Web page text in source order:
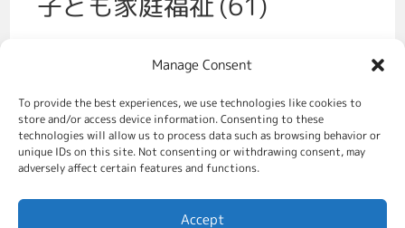
Manage Consent
To provide the best experiences, we use technologies like cookies to
store and/or access device information. Consenting to these
technologies will allow us to process data such as browsing behavior or
unique IDs on this site. Not consenting or withdrawing consent, may
adversely affect certain features and functions.
Accept
福祉政策(70) 移民 (2)
虐待対策、社会的養護 (49)
親をすることの支援